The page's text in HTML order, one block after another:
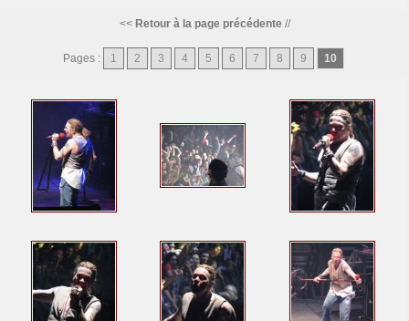
<< Retour à la page précédente//
Pages : 1 2 3 4 5 6 7 8 9 10